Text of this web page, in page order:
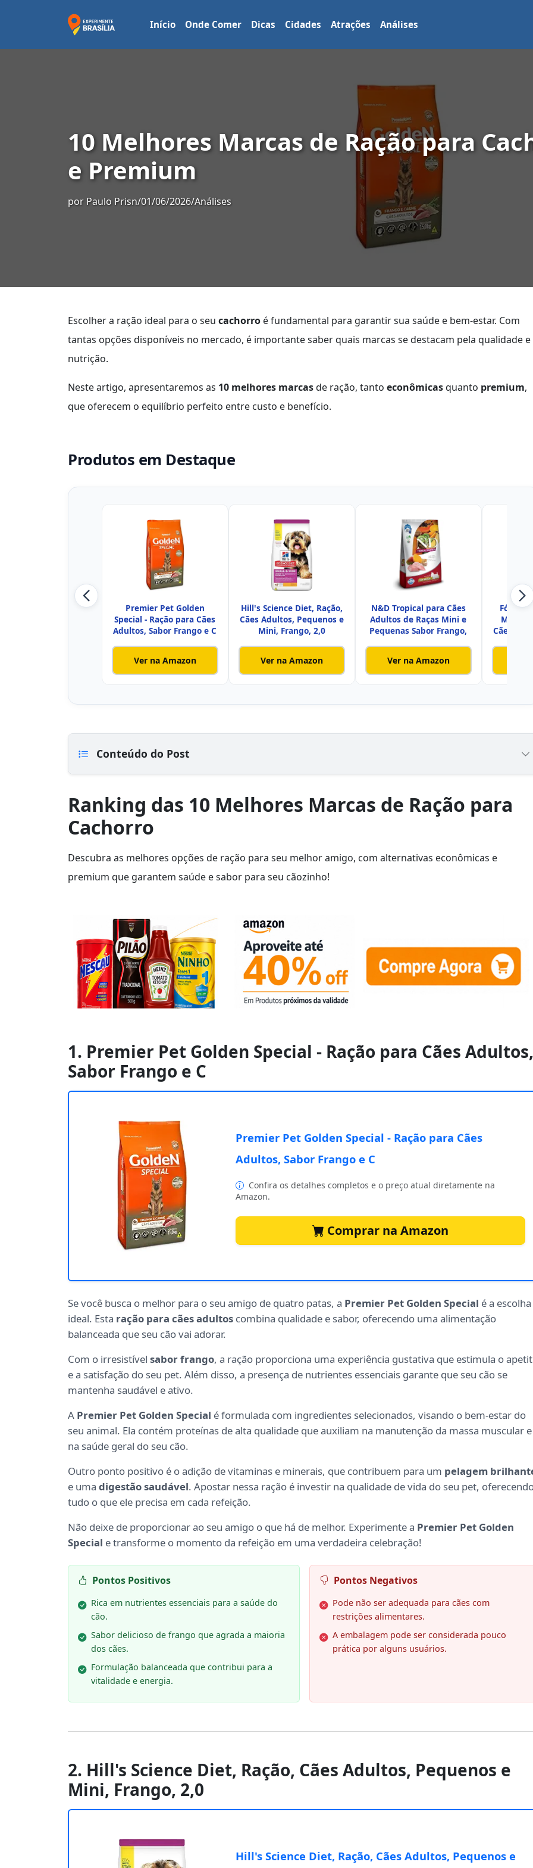
Início Onde Comer Dicas Cidades Atrações Análises
10 Melhores Marcas de Ração para
e Premium
por Paulo Prisn/01/06/2026/Análises
Escolher a ração ideal para o seu cachorro é fundamental para garantir sua saúde e bem-estar. Com
tantas opções disponíveis no mercado, é importante saber quais marcas se destacam pela qualidade e
nutrição.
Neste artigo, apresentaremos as 10 melhores marcasde ração, tanto econômicasquanto premium,
que oferecem o equilíbrio perfeito entre custo e benefício.
Produtos em Destaque
Premier Pet Golden
Special - Ração para Cães
Adultos, Sabor Frango e C
Ver na Amazon
Hill's Science Diet, Ração,
Cães Adultos, Pequenos e
Mini, Frango, 2,0
Ver na Amazon
N&D Tropical para Cães
Adultos de Raças Mini e
Pequenas Sabor Frango,
Ver na Amazon
Meat
Cães
Conteúdo do Post
Ranking das 10 Melhores Marcas de Ração para
Cachorro
Descubra as melhores opções de ração para seu melhor amigo, com alternativas econômicas e
premium que garantem saúde e sabor para seu cãozinho!
1. Premier Pet Golden Special - Ração para Cães Adultos,
Sabor Frango e C
Premier Pet Golden Special - Ração para Cães
Adultos, Sabor Frango e C
Confira os detalhes completos e o preço atual diretamente na
Amazon.
Comprar na Amazon
Se você busca o melhor para o seu amigo de quatro patas, a Premier Pet Golden Special é a escolha
ideal. Esta ração para cães adultos combina qualidade e sabor, oferecendo uma alimentação
balanceada que seu cão vai adorar.
Com o irresistível sabor frango, a ração proporciona uma experiência gustativa que estimula o
e a satisfação do seu pet. Além disso, a presença de nutrientes essenciais garante que seu cão se
mantenha saudável e ativo.
A Premier Pet Golden Special é formulada com ingredientes selecionados, visando o bem-estar do
seu animal. Ela contém proteínas de alta qualidade que auxiliam na manutenção da massa muscular e
na saúde geral do seu cão.
Outro ponto positivo é o adição de vitaminas e minerais, que contribuem para um pelagem
e uma digestão saudável. Apostar nessa ração é investir na qualidade de vida do seu pet,
tudo o que ele precisa em cada refeição.
Não deixe de proporcionar ao seu amigo o que há de melhor. Experimente a Premier Pet Golden
Special e transforme o momento da refeição em uma verdadeira celebração!
Pontos Positivos
Rica em nutrientes essenciais para a saúde do
cão.
Sabor delicioso de frango que agrada a maioria
dos cães.
Formulação balanceada que contribui para a
vitalidade e energia.
Pontos Negativos
Pode não ser adequada para cães com
restrições alimentares.
A embalagem pode ser considerada pouco
prática por alguns usuários.
2. Hill's Science Diet, Ração, Cães Adultos, Pequenos e
Mini, Frango, 2,0
Hill's Science Diet, Ração, Cães Adultos, Pequenos e